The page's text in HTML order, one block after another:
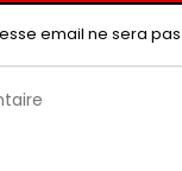
email ne sera